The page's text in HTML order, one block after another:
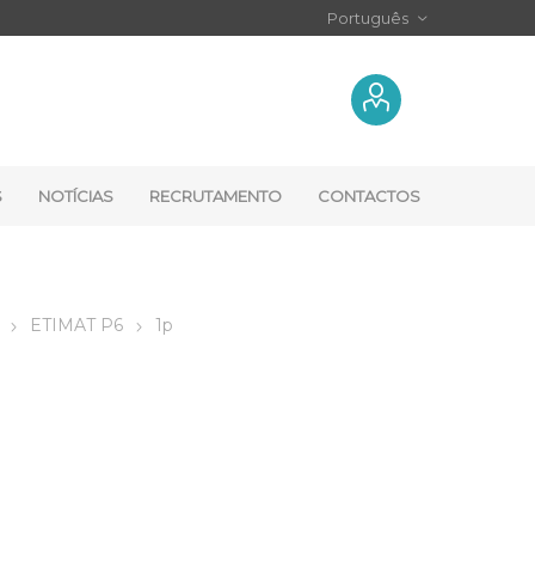
NOTÍCIAS RECRUTAMENTO CONTACTOS
ETIMAT P6 1p